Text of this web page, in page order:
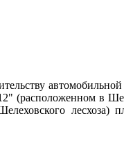
(расположенном в
лесхоза)